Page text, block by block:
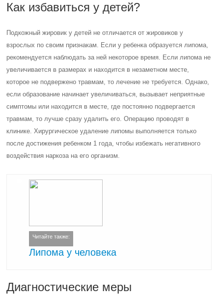
Как избавиться у детей?
Подкожный жировик у детей не отличается от жировиков у
взрослых по своим признакам. Если у ребенка образуется липома,
рекомендуется наблюдать за ней некоторое время. Если липома не
увеличивается в размерах и находится в незаметном месте,
которое не подвержено травмам, то лечение не требуется. Однако,
если образование начинает увеличиваться, вызывает неприятные
симптомы или находится в месте, где постоянно подвергается
травмам, то лучше сразу удалить его. Операцию проводят в
клинике. Хирургическое удаление липомы выполняется только
после достижения ребенком 1 года, чтобы избежать негативного
воздействия наркоза на его организм.
Читайте также:
Липома у человека
Диагностические меры